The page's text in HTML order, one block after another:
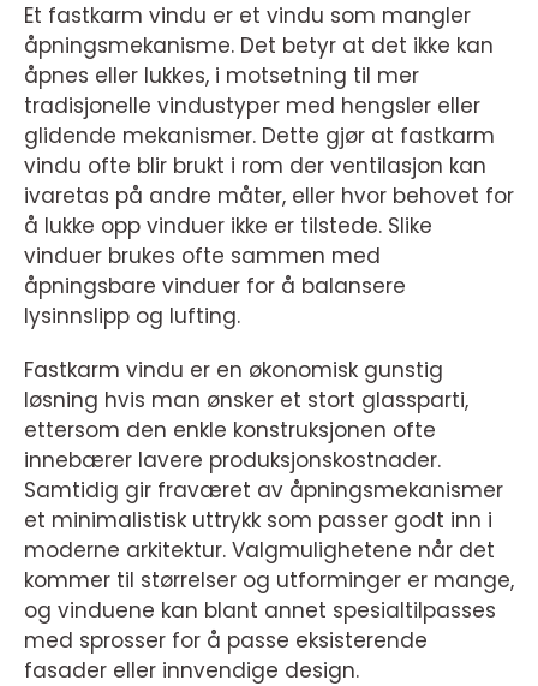
Et fastkarm vindu er et vindu som mangler
åpningsmekanisme. Det betyr at det ikke kan
åpnes eller lukkes, i motsetning til mer
tradisjonelle vindustyper med hengsler eller
glidende mekanismer. Dette gjør at fastkarm
vindu ofte blir brukt i rom der ventilasjon kan
ivaretas på andre måter, eller hvor behovet for
å lukke opp vinduer ikke er tilstede. Slike
vinduer brukes ofte sammen med
åpningsbare vinduer for å balansere
lysinnslipp og lufting.
Fastkarm vindu er en økonomisk gunstig
løsning hvis man ønsker et stort glassparti,
ettersom den enkle konstruksjonen ofte
innebærer lavere produksjonskostnader.
Samtidig gir fraværet av åpningsmekanismer
et minimalistisk uttrykk som passer godt inn i
moderne arkitektur. Valgmulighetene når det
kommer til størrelser og utforminger er mange,
og vinduene kan blant annet spesialtilpasses
med sprosser for å passe eksisterende
fasader eller innvendige design.